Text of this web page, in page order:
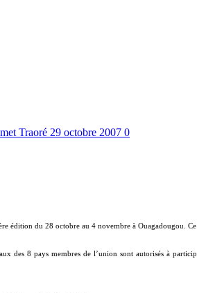
Traoré 29 octobre 2007 0
édition du 28 octobre au 4 novembre à Ouagadougou.
des 8 pays membres de l’union sont autorisés à